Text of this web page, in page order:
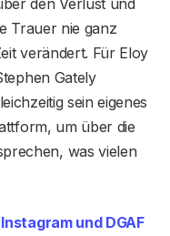
Trauer nie ganz
verändert. Für Eloy
Gately
sein eigenes
um über die
was vielen
und DGAF